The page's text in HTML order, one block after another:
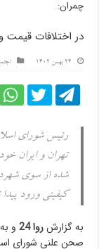
چمران:
در اختلافات
24 بهمن 1402
رئیس شورای
تهران و ایران
شده از سوی
کیفیتی ورود
به گزارشروا 24
و
صحن علنی شورای